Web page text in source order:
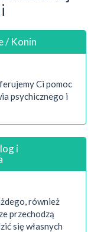
/ Konin
Ci pomoc
psychicznego i
i
również
przechodzą
się własnych